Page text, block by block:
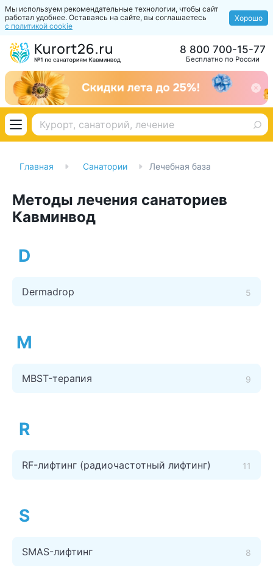
Мы используем рекомендательные технологии, чтобы сайт
работал удобнее. Оставаясь на сайте, вы соглашаетесь
с политикой cookie
Хорошо
Бесплатно по России
8 800 700-15-77
Главная Санатории Лечебная база
Методы лечения санаториев
Кавминвод
D
Dermadrop 5
M
MBST-терапия 9
R
RF-лифтинг (радиочастотный лифтинг) 11
S
SMAS-лифтинг 8